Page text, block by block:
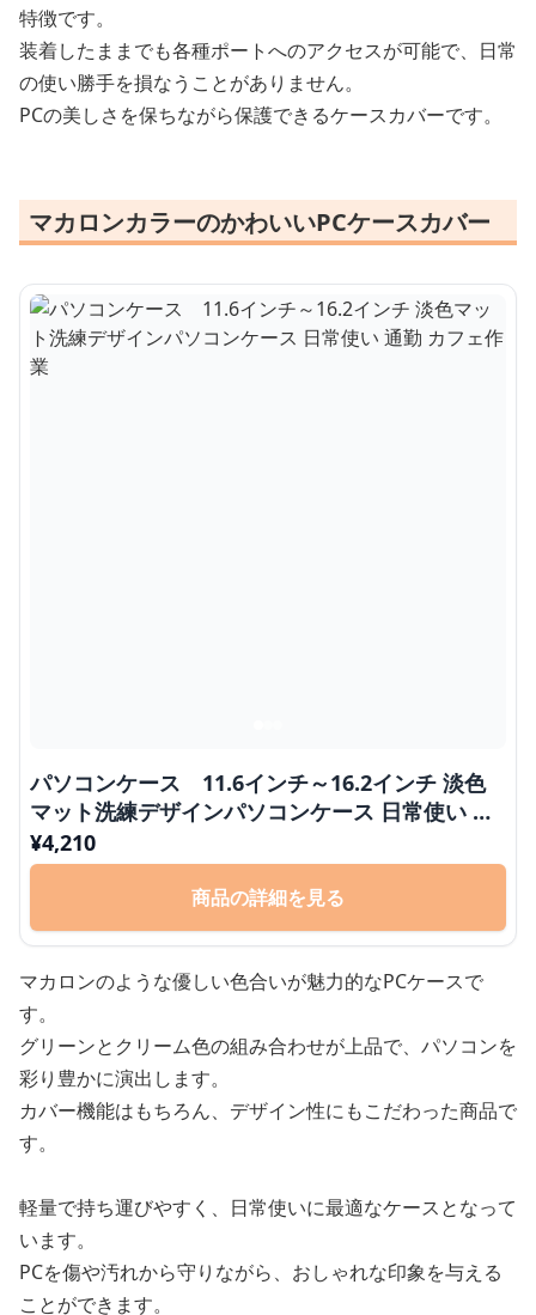
特徴です。
装着したままでも各種ポートへのアクセスが可能で、日常
の使い勝手を損なうことがありません。
PCの美しさを保ちながら保護できるケースカバーです。
マカロンカラーのかわいいPCケースカバー
パソコンケース 11.6インチ～16.2インチ 淡色
マット洗練デザインパソコンケース 日常使い 通
勤 カフェ作業
¥4,210
商品の詳細を見る
マカロンのような優しい色合いが魅力的なPCケースで
す。
グリーンとクリーム色の組み合わせが上品で、パソコンを
彩り豊かに演出します。
カバー機能はもちろん、デザイン性にもこだわった商品で
す。
軽量で持ち運びやすく、日常使いに最適なケースとなって
います。
PCを傷や汚れから守りながら、おしゃれな印象を与える
ことができます。